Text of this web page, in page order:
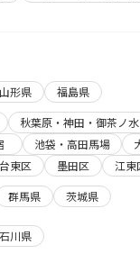
山形県 福島県
秋葉原・神田・御茶ノ水
池袋・高田馬場
台東区 墨田区 江東
群馬県 茨城県
石川県